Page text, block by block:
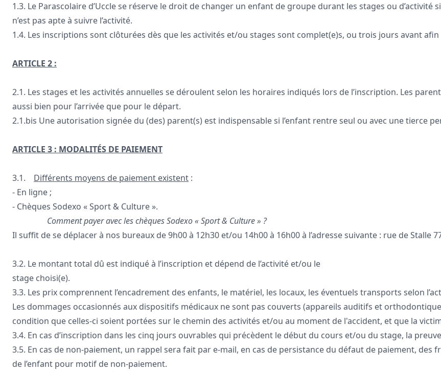
1.3. Le Parascolaire d’Uccle se réserve le droit de changer un enfant de groupe durant les stages ou d’activité
n’est pas apte à suivre l’activité.
1.4. Les inscriptions sont clôturées dès que les activités et/ou stages sont complet(e)s, ou trois jours avant
ARTICLE 2 :
2.1. Les stages et les activités annuelles se déroulent selon les horaires indiqués lors de l’inscription. Les
aussi bien pour l’arrivée que pour le départ.
2.1.bis Une autorisation signée du (des) parent(s) est indispensable si l’enfant rentre seul ou avec une tierce
ARTICLE 3 : MODALITÉS DE PAIEMENT
3.1. Différents moyens de paiement existent :
- En ligne ;
- Chèques Sodexo « Sport & Culture ».
Comment payer avec les chèques Sodexo « Sport & Culture » ?
Il suffit de se déplacer à nos bureaux de 9h00 à 12h30 et/ou 14h00 à 16h00 à l’adresse suivante : rue de Stalle
3.2. Le montant total dû est indiqué à l’inscription et dépend de l’activité et/ou le
stage choisi(e).
3.3. Les prix comprennent l’encadrement des enfants, le matériel, les locaux, les éventuels transports selon
Les dommages occasionnés aux dispositifs médicaux ne sont pas couverts (appareils auditifs et
condition que celles-ci soient portées sur le chemin des activités et/ou au moment de l'accident, et que la
3.4. En cas d’inscription dans les cinq jours ouvrables qui précèdent le début du cours et/ou du stage, la
3.5. En cas de non-paiement, un rappel sera fait par e-mail, en cas de persistance du défaut de paiement, des
de l’enfant pour motif de non-paiement.